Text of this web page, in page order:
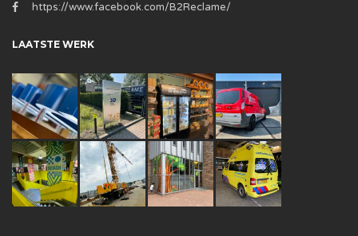
https://www.facebook.com/B2Reclame/
LAATSTE WERK